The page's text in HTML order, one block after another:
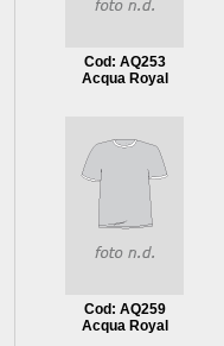
Cod: AQ253
Acqua Royal
Cod: AQ259
Acqua Royal